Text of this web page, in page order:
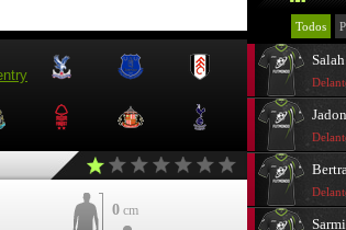
0 cm
Todos
Salah